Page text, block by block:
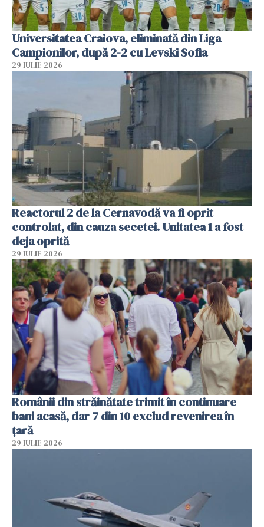
Universitatea Craiova, eliminată din Liga
Campionilor, după 2-2 cu Levski Sofia
29 IULIE 2026
Reactorul 2 de la Cernavodă va fi oprit
controlat, din cauza secetei. Unitatea 1 a fost
deja oprită
29 IULIE 2026
Românii din străinătate trimit în continuare
bani acasă, dar 7 din 10 exclud revenirea în
țară
29 IULIE 2026